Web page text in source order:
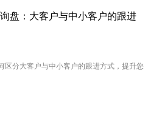
盘：大客户与中小客户的跟进
区分大客户与中小客户的跟进方式，提升您